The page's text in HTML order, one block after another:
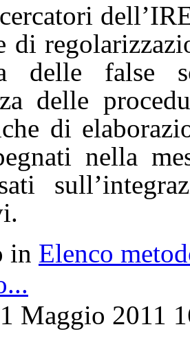
di
delle
delle
di
nella
in Elenco
Maggio 2011